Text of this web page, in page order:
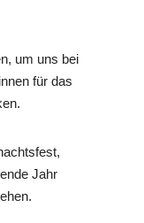
um uns bei
für das
Jahr